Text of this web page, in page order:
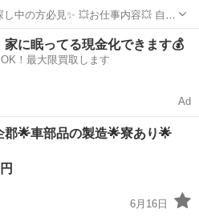
💥お仕事内容💥 自動
ンの製造をしていただきます [1]
のオペレーター [3]工具での...
経験
家に眠ってる現金化できます💰
！最大限買取します
Ad
郡🌟車部品の製造🌟寮あり🌟
6月16日